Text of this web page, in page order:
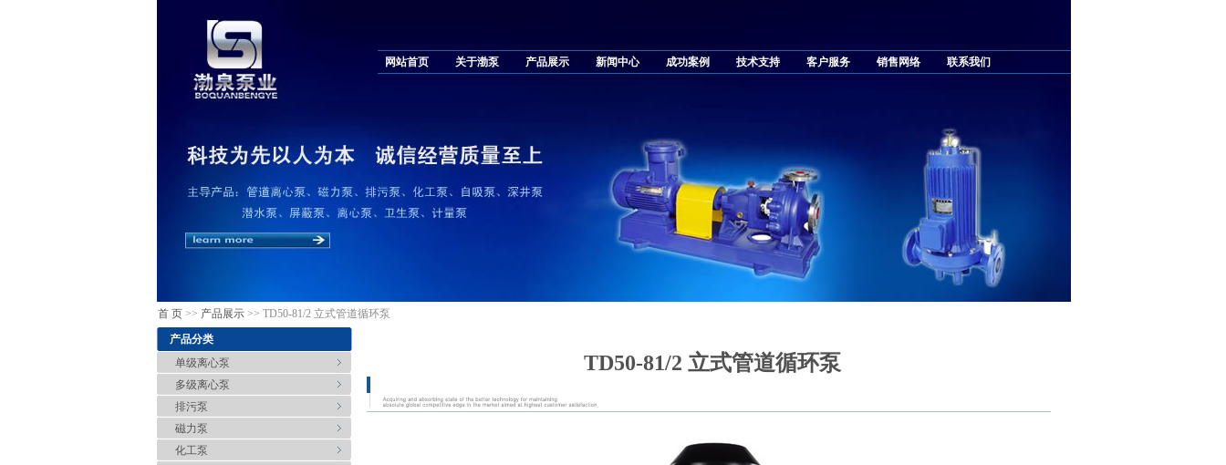
网站首页 关于渤泵 产品展示 新闻中心 成功案例 技术支持 客户服务 销售网络 联系我们
首 页>> 产品展示>> TD50-81/2 立式管道循环泵
产品分类
单级离心泵
多级离心泵
排污泵
磁力泵
化工泵
TD50-81/2 立式管道循环泵